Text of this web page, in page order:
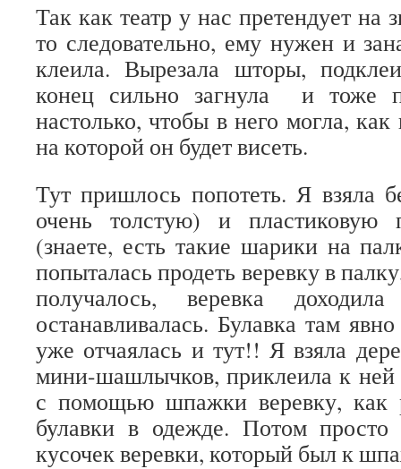
Так как театр у нас претендует на
то следовательно, ему нужен и
клеила. Вырезала шторы,
конец сильно загнула и тоже
настолько, чтобы в него могла,
на которой он будет висеть.
Тут пришлось попотеть. Я взяла
очень толстую) и пластиковую
(знаете, есть такие шарики на
попыталась продеть веревку в
получалось, веревка
останавливалась. Булавка там
уже отчаялась и тут!! Я взяла
мини-шашлычков, приклеила к ней
с помощью шпажки веревку, как
булавки в одежде. Потом просто
кусочек веревки, который был к